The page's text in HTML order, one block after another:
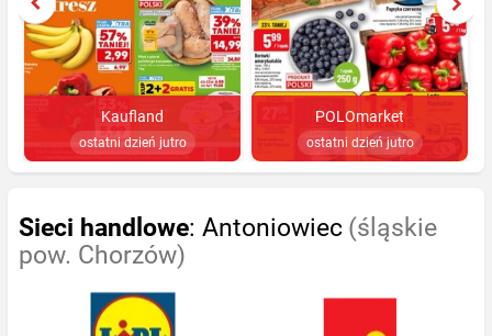
Kaufland
ostatni dzień jutro
POLOmarket
ostatni dzień jutro
Sieci handlowe: Antoniowiec (śląskie
pow. Chorzów)